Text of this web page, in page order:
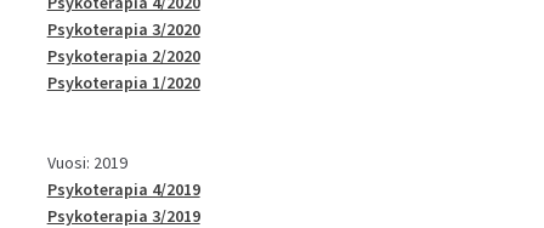
Psykoterapia 3/2020
Psykoterapia 2/2020
Psykoterapia 1/2020
Vuosi: 2019
Psykoterapia 4/2019
Psykoterapia 3/2019